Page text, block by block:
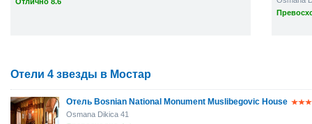
Отели 4 звезды в Мостар
Отель Bosnian National Monument Muslibegovic House
Osmana Dikica 41